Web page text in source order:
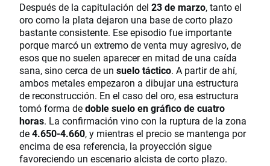
Después de la capitulación del 23 de marzo, tanto el
oro como la plata dejaron una base de corto plazo
bastante consistente. Ese episodio fue importante
porque marcó un extremo de venta muy agresivo, de
esos que no suelen aparecer en mitad de una caída
sana, sino cerca de un suelo táctico. A partir de ahí,
ambos metales empezaron a dibujar una estructura
de reconstrucción. En el caso del oro, esa estructura
tomó forma dedoble suelo en gráfico de cuatro
horas. La confirmación vino con la ruptura de la zona
de4.650-4.660, y mientras el precio se mantenga por
encima de esa referencia, la proyección sigue
favoreciendo un escenario alcista de corto plazo.